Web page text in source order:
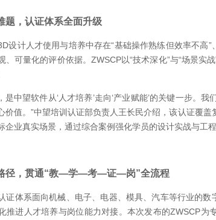
题，认证体系全面升级
设计人才使用与培养中存在“基础操作熟练但效率不高
、可量化的评价依据。ZWSCP以“技术深化”与“场景实
是中望软件从‘人才培养’走向‘产业赋能’的关键一步。
价值。”中望培训认证部负责人王长民介绍，该认证覆
企业真实场景，通过综合案例强化学员的设计实战与工程
径，贯通“教—学—考—证—岗”全流程
证体系面向机械、电子、电器、模具、汽车等行业的
推进人才培养与岗位能力对接。本次发布的ZWSCP